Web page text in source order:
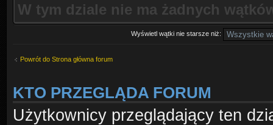
W tym dziale nie ma żadnych
Wyświetl wątki nie starsze niż:
Powrót do Strona główna forum
KTO PRZEGLĄDA FORUM
Użytkownicy przeglądający ten